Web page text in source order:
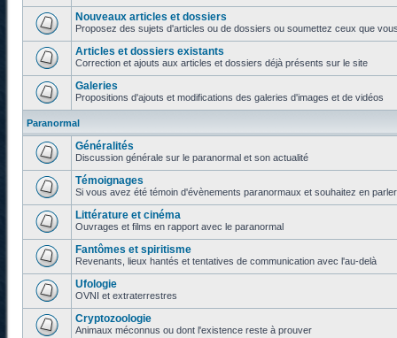
Nouveaux articles et dossiers
Proposez des sujets d'articles ou de dossiers ou soumettez ceux que
Articles et dossiers existants
Correction et ajouts aux articles et dossiers déjà présents sur le site
Galeries
Propositions d'ajouts et modifications des galeries d'images et de vidéos
Paranormal
Généralités
Discussion générale sur le paranormal et son actualité
Témoignages
Si vous avez été témoin d'évènements paranormaux et souhaitez en
Littérature et cinéma
Ouvrages et films en rapport avec le paranormal
Fantômes et spiritisme
Revenants, lieux hantés et tentatives de communication avec l'au-delà
Ufologie
OVNI et extraterrestres
Cryptozoologie
Animaux méconnus ou dont l'existence reste à prouver